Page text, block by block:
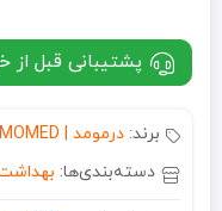
پشتیبانی قبل از
برند: درمومد | DERMOMED
دسته‌بندی‌ها: